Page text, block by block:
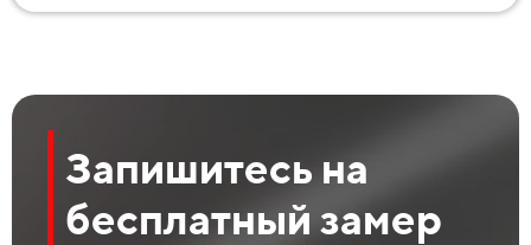
Запишитесь на
бесплатный замер